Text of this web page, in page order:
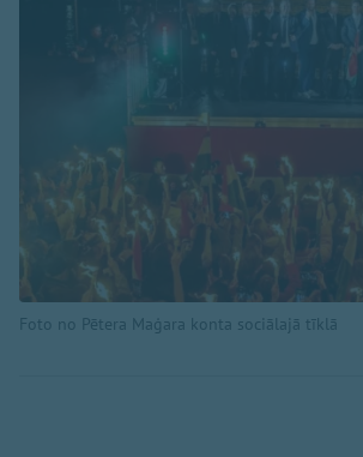
Foto no Pētera Maģara konta sociālajā tīklā